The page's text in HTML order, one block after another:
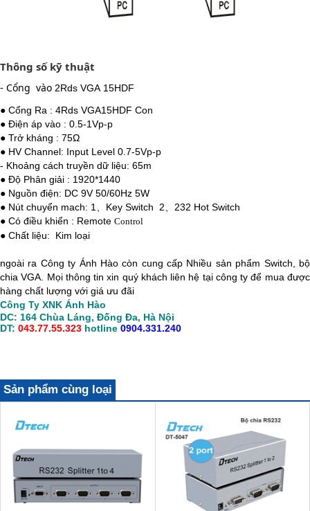
Thông số kỹ thuật
- Cổng vào 2Rds VGA 15HDF
● Cổng Ra : 4Rds VGA15HDF Con
● Điện áp vào : 0.5-1Vp-p
● Trở kháng : 75Ω
● HV Channel: Input Level 0.7-5Vp-p
- Khoảng cách truyền dữ liệu: 65m
● Độ Phân giải : 1920*1440
● Nguồn điện: DC 9V 50/60Hz 5W
● Nút chuyển mach: 1、Key Switch 2、232 Hot Switch
● Có điều khiển : Remote Control
● Chất liệu: Kim loại
ngoài ra Công ty Ánh Hào còn cung cấp Nhiều sản phẩm Switch, bộ
chia VGA. Mọi thông tin xin quý khách liên hệ tại công ty để mua được
hàng chất lượng với giá ưu đãi
Công Ty XNK Ánh Hào
DC: 164 Chùa Láng, Đống Đa, Hà Nội
DT: 043.77.55.323 hotline 0904.331.240
Sản phẩm cùng loại